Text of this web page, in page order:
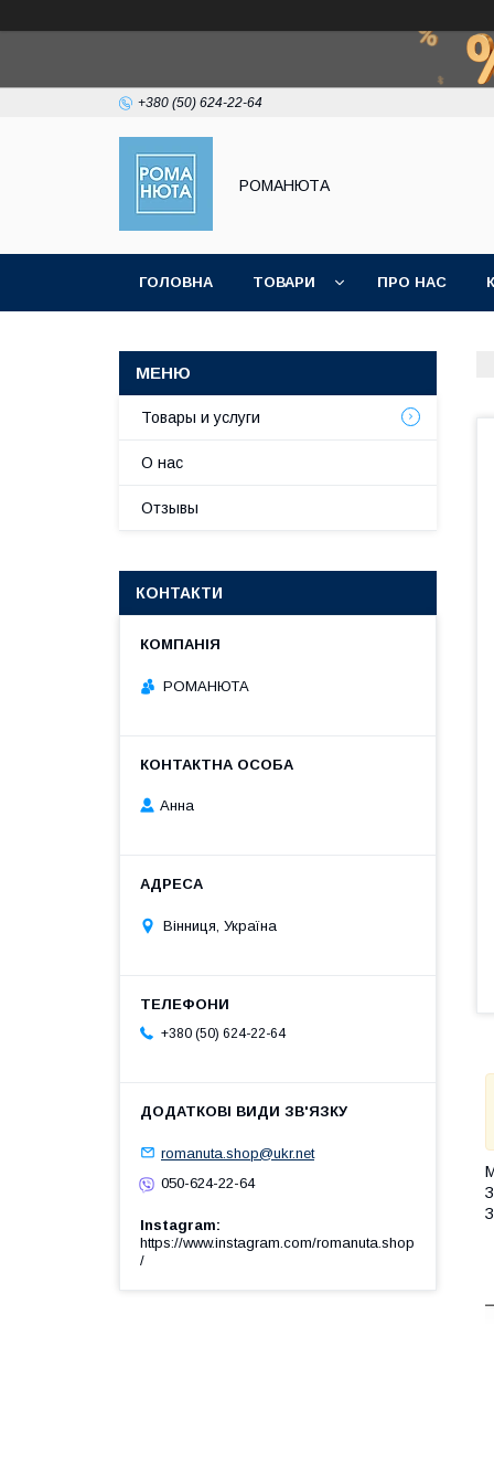
+380 (50) 624-22-64
РОМАНЮТА
ГОЛОВНА ТОВАРИ ПРО НАС
Товары и услуги
О нас
Отзывы
КОНТАКТИ
РОМАНЮТА
Анна
Вінниця, Україна
+380 (50) 624-22-64
romanuta.shop@ukr.net
050-624-22-64
Instagram
https://www.instagram.com/romanuta.shop
/